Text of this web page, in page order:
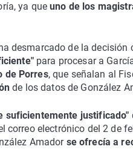
ya queuno de los
desmarcado de la decisión
para procesar a
de Porres, que señalan al
de los datos de González
suficientemente justificado"
correo electrónico del 2 de
Amador se ofrecía a